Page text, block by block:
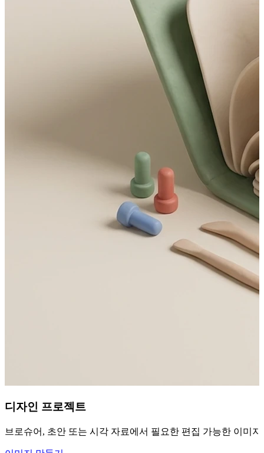
디자인 프로젝트
브로슈어, 초안 또는 시각 자료에서 필요한 편집 가능한 이미